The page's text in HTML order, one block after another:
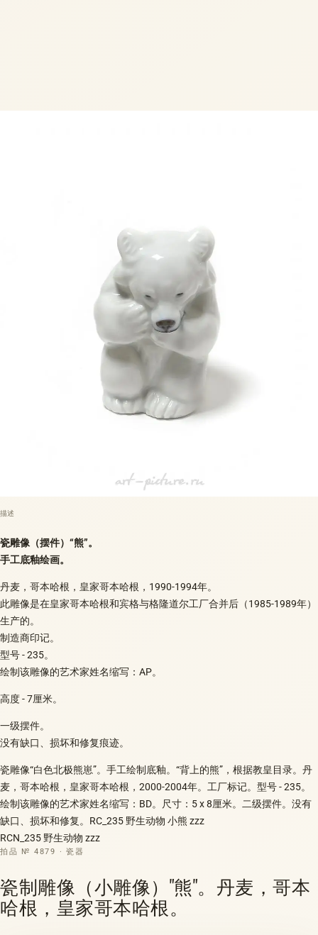
描述
瓷雕像（摆件）“熊”。
手工底釉绘画。
丹麦，哥本哈根，皇家哥本哈根，1990-1994年。
此雕像是在皇家哥本哈根和宾格与格隆道尔工厂合并后（1985-1989年）
生产的。
制造商印记。
型号 - 235。
绘制该雕像的艺术家姓名缩写：AP。
高度 - 7厘米。
一级摆件。
没有缺口、损坏和修复痕迹。
瓷雕像“白色北极熊崽”。手工绘制底釉。“背上的熊”，根据教皇目录。丹
麦，哥本哈根，皇家哥本哈根，2000-2004年。工厂标记。型号 - 235。
绘制该雕像的艺术家姓名缩写：BD。尺寸：5 x 8厘米。二级摆件。没有
缺口、损坏和修复。RC_235 野生动物 小熊 zzz
RCN_235 野生动物 zzz
拍品 № 4879 · 瓷器
瓷制雕像（小雕像）"熊"。丹麦，哥本
哈根，皇家哥本哈根。